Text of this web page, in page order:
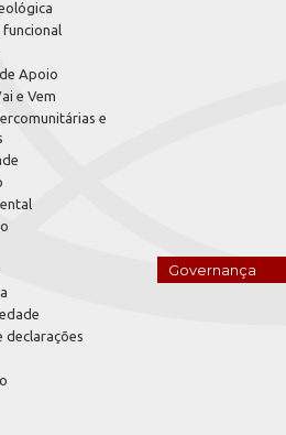
Apoio
e Vem
e
declarações
Governança